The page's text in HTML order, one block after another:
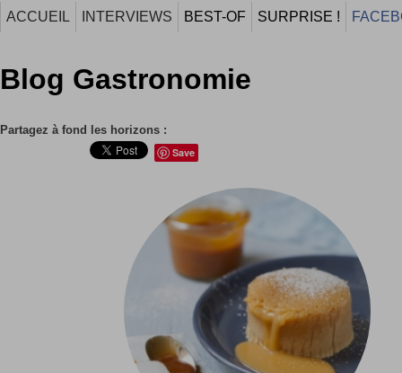
ACCUEIL INTERVIEWS BEST-OF SURPRISE !
Blog Gastronomie
Partagez à fond les horizons :
Save